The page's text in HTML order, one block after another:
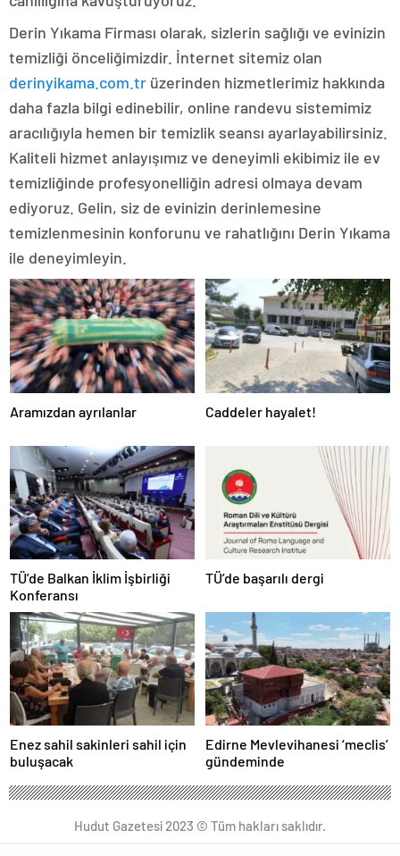
Derin Yıkama Firması olarak, sizlerin sağlığı ve evinizin
temizliği önceliğimizdir. İnternet sitemiz olan
derinyikama.com.tr üzerinden hizmetlerimiz hakkında
daha fazla bilgi edinebilir, online randevu sistemimiz
aracılığıyla hemen bir temizlik seansı ayarlayabilirsiniz.
Kaliteli hizmet anlayışımız ve deneyimli ekibimiz ile ev
temizliğinde profesyonelliğin adresi olmaya devam
ediyoruz. Gelin, siz de evinizin derinlemesine
temizlenmesinin konforunu ve rahatlığını Derin Yıkama
ile deneyimleyin.
Aramızdan ayrılanlar Caddeler hayalet!
TÜ’de Balkan İklim İşbirliği
Konferansı
TÜ’de başarılı dergi
Enez sahil sakinleri sahil için
buluşacak
Edirne Mevlevihanesi ‘meclis’
gündeminde
Hudut Gazetesi 2023 © Tüm hakları saklıdır.